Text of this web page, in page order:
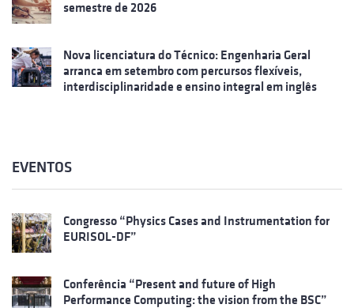
semestre de 2026
Nova licenciatura do Técnico: Engenharia Geral
arranca em setembro com percursos flexíveis,
interdisciplinaridade e ensino integral em inglês
EVENTOS
Congresso “Physics Cases and Instrumentation for
EURISOL-DF”
Conferência “Present and future of High
Performance Computing: the vision from the BSC”